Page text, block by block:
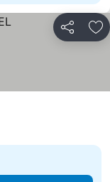
Paylaş